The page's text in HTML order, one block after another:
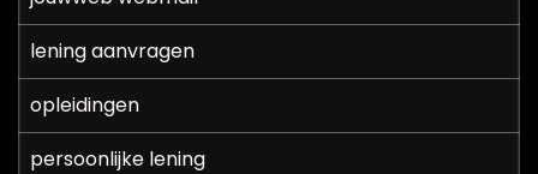
lening aanvragen
opleidingen
persoonlijke lening